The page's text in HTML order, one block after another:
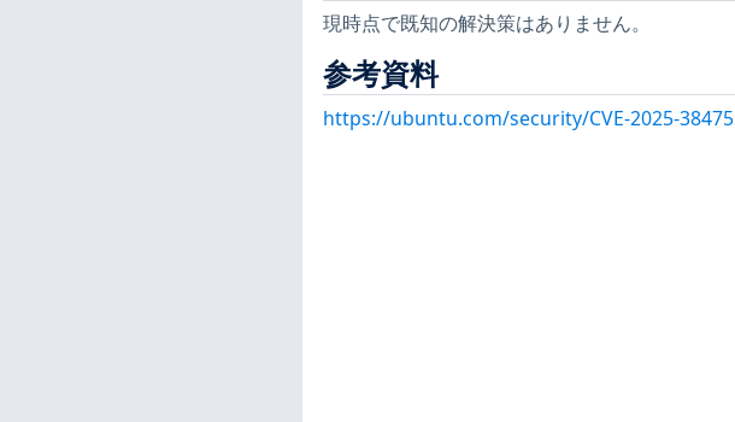
現時点で既知の解決策はありません。
参考資料
https://ubuntu.com/security/CVE-2025-38475